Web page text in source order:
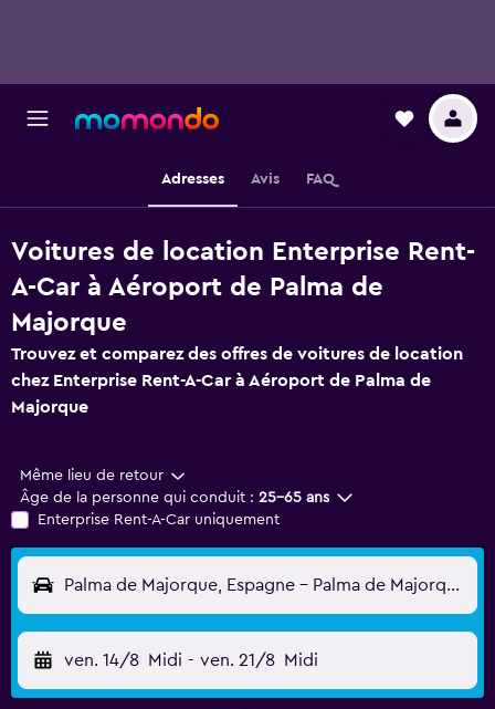
Adresses Avis FAQ
Voitures de location Enterprise Rent-
A-Car à Aéroport de Palma de
Majorque
Trouvez et comparez des offres de voitures de location
chez Enterprise Rent-A-Car à Aéroport de Palma de
Majorque
Même lieu de retour
Âge de la personne qui conduit : 25-65 ans
Enterprise Rent-A-Car uniquement
Palma de Majorque, Espagne - Palma de Majorque (PMI)
ven. 14/8 Midi - ven. 21/8 Midi